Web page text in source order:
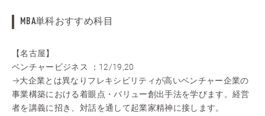
MBA単科おすすめ科目
【名古屋】
ベンチャービジネス ：12/19,20
→大企業とは異なりフレキシビリティが高いベンチャー企業の
事業構築における着眼点・バリュー創出手法を学びます。経営
者を講義に招き、対話を通して起業家精神に接します。